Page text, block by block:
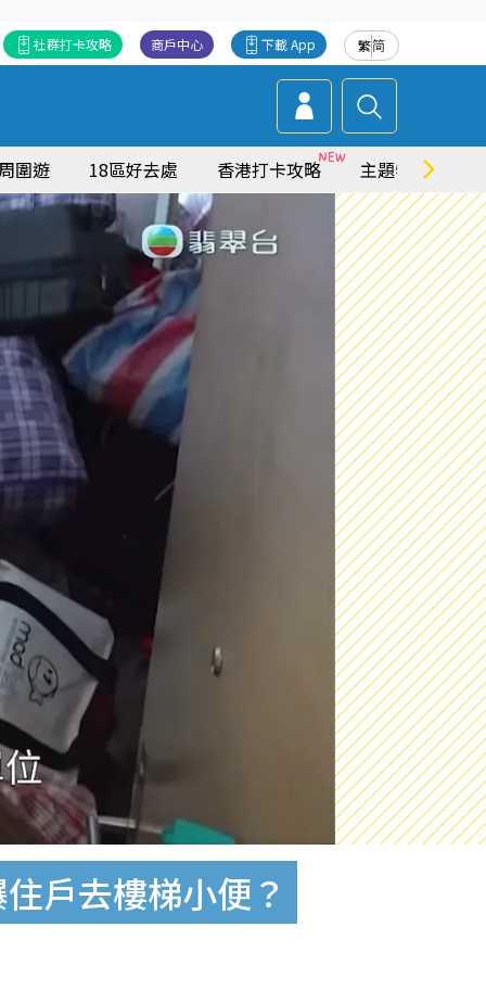
繁简
下載 App
商戶中心
社群打卡攻略
圍遊 18區好去處 香港打卡攻略 主題特集
戶去樓梯小便？